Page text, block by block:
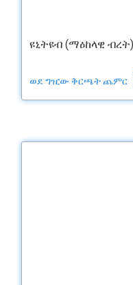
ዩኒትዩብ (ማዕከላዊ ብረት)
ወደ ግዢው ቅርጫት ጨምር